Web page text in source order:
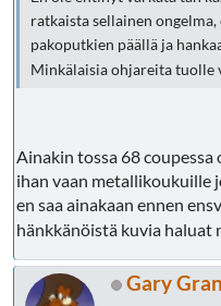
ratkaista sellainen
pakoputkien päällä ja
Minkälaisia ohjareita tuolle
Ainakin tossa 68
ihan vaan metallikoukuille
en saa ainakaan ennen
hänkkänöistä kuvia haluat
Gary